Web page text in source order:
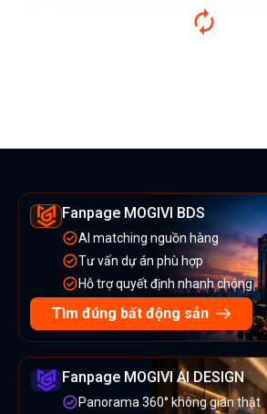
Fanpage MOGIVI BDS
AI matching nguồn hàng
Tư vấn dự án phù hợp
Hỗ trợ quyết định nhanh chóng
Tìm đúng bất động sản
Fanpage MOGIVI AI DESIGN
Panorama 360° không gian thật